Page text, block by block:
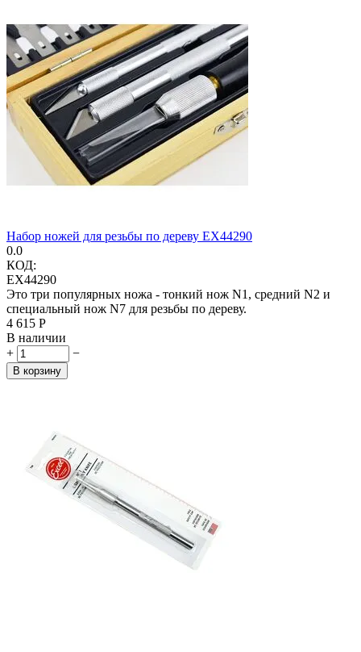
Набор ножей для резьбы по дереву EX44290
0.0
КОД:
EX44290
Это три популярных ножа - тонкий нож N1, средний N2 и
специальный нож N7 для резьбы по дереву.
4 615 Р
В наличии
+
−
В корзину